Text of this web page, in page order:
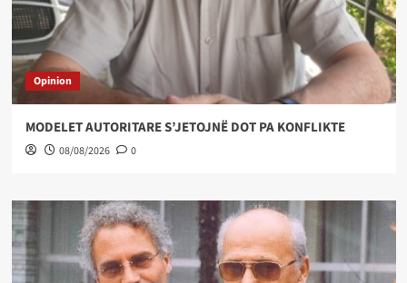
Opinion
MODELET AUTORITARE S’JETOJNË DOT PA KONFLIKTE
08/08/2026 0